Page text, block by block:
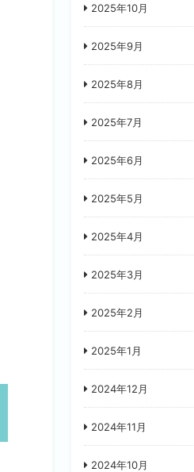
2025年10月
2025年9月
2025年8月
2025年7月
2025年6月
2025年5月
2025年4月
2025年3月
2025年2月
2025年1月
2024年12月
2024年11月
2024年10月